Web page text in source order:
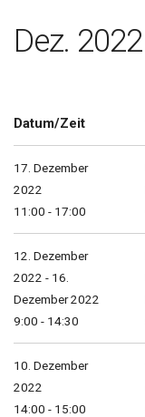
Dez. 2022
Datum/Zeit
17. Dezember
2022
11:00 - 17:00
12. Dezember
2022 - 16.
Dezember 2022
9:00 - 14:30
10. Dezember
2022
14:00 - 15:00